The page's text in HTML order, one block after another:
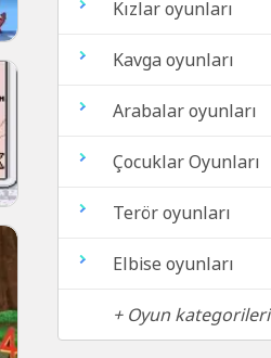
Kızlar oyunları
Kavga oyunları
Arabalar oyunları
Çocuklar Oyunları
Terör oyunları
Elbise oyunları
+ Oyun kategorileri